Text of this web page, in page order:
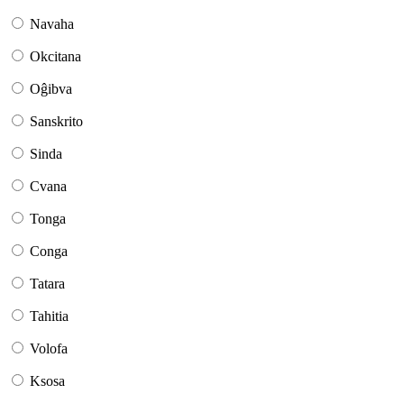
Navaha
Okcitana
Oĝibva
Sanskrito
Sinda
Cvana
Tonga
Conga
Tatara
Tahitia
Volofa
Ksosa